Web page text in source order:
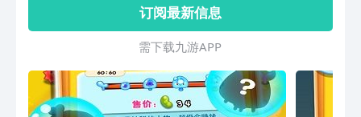
乐！丰富活动应有尽有！
订阅最新信息
需 下 载 九 游 A P P